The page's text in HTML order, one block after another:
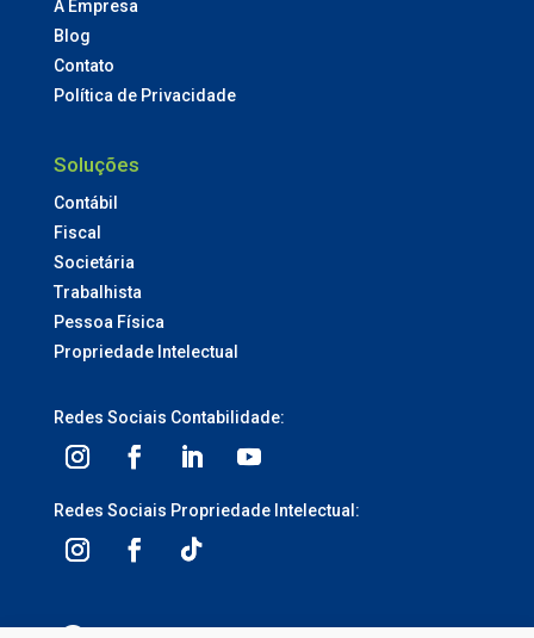
A Empresa
Blog
Contato
Política de Privacidade
Soluções
Contábil
Fiscal
Societária
Trabalhista
Pessoa Física
Propriedade Intelectual
Redes Sociais Contabilidade:
Redes Sociais Propriedade Intelectual: